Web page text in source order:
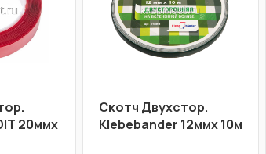
20ммх
Скотч Двухстор.
Klebebander 12ммх 10м